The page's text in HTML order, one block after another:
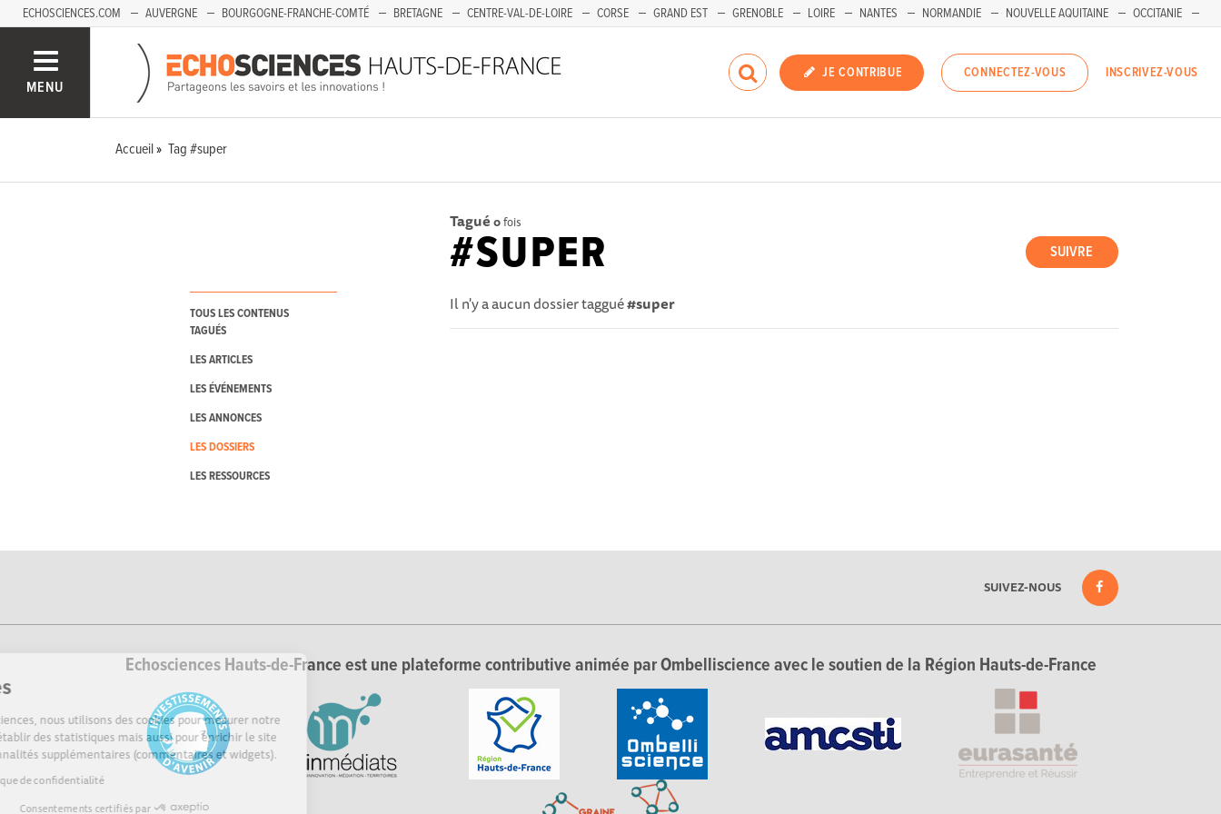
Sur Echosciences, nous utilisons des cookies pour mesurer notre
audience, établir des statistiques mais aussi pour enrichir le site
de fonctionnalités supplémentaires (commentaires et widgets).
Lire la politique de confidentialité
Consentements certifiés par
ECHOSCIENCES.COM AUVERGNE BOURGOGNE-FRANCHE-COMTÉ BRETAGNE CENTRE-VAL-DE-LOIRE CORSE GRAND EST GRENOBLE LOIRE NANTES NORMANDIE NOUVELLE AQUITAINE
OCCITANIE
SAVOIE MONT-BLANC
MENU
JE CONTRIBUE CONNECTEZ-VOUS INSCRIVEZ-VOUS
Accueil Tag #super
TOUS LES CONTENUS
TAGUÉS
LES ARTICLES
LES ÉVÉNEMENTS
LES ANNONCES
LES DOSSIERS
LES RESSOURCES
Tagué 0fois
SUIVRE
#SUPER
Il n'y a aucun dossier taggué#super
SUIVEZ-NOUS
Echosciences Hauts-de-France est une plateforme contributive animée par Ombelliscience avec le soutien de la Région Hauts-de-France